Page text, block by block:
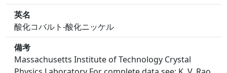
英名
酸化コバルト-酸化ニッケル
備考
Massachusetts Institute of Technology Crystal